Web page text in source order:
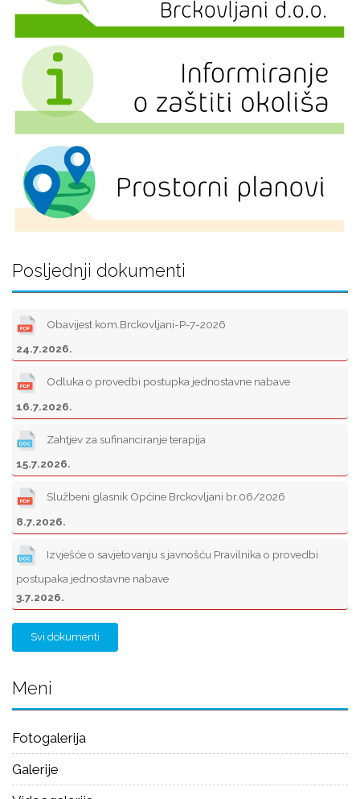
Posljednji dokumenti
Obavijest kom.Brckovljani-P-7-2026
24.7.2026.
Odluka o provedbi postupka jednostavne nabave
16.7.2026.
Zahtjev za sufinanciranje terapija
15.7.2026.
Službeni glasnik Općine Brckovljani br.06/2026
8.7.2026.
Izvješće o savjetovanju s javnošću Pravilnika o provedbi
postupaka jednostavne nabave
3.7.2026.
Svi dokumenti
Meni
Fotogalerija
Galerije